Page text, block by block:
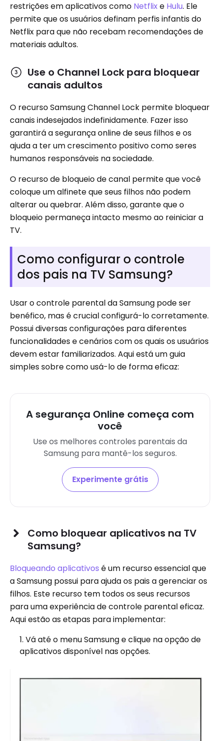
restrições em aplicativos como Netflixe Hulu. Ele
permite que os usuários definam perfis infantis do
Netflix para que não recebam recomendações de
materiais adultos.
Use o Channel Lock para bloquear
canais adultos
O recurso Samsung Channel Lock permite bloquear
canais indesejados indefinidamente. Fazer isso
garantirá a segurança online de seus filhos e os
ajuda a ter um crescimento positivo como seres
humanos responsáveis ​​na sociedade.
O recurso de bloqueio de canal permite que você
coloque um alfinete que seus filhos não podem
alterar ou quebrar. Além disso, garante que o
bloqueio permaneça intacto mesmo ao reiniciar a
TV.
Como configurar o controle
dos pais na TV Samsung?
Usar o controle parental da Samsung pode ser
benéfico, mas é crucial configurá-lo corretamente.
Possui diversas configurações para diferentes
funcionalidades e cenários com os quais os usuários
devem estar familiarizados. Aqui está um guia
simples sobre como usá-lo de forma eficaz:
A segurança Online começa com
você
Use os melhores controles parentais da
Samsung para mantê-los seguros.
Experimente grátis
Como bloquear aplicativos na TV
Samsung?
Bloqueando aplicativos é um recurso essencial que
a Samsung possui para ajuda os pais a gerenciar os
filhos. Este recurso tem todos os seus recursos
para uma experiência de controle parental eficaz.
Aqui estão as etapas para implementar:
Vá até o menu Samsung e clique na opção de
aplicativos disponível nas opções.